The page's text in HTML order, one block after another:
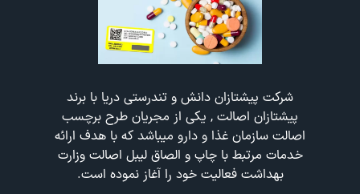
شرکت پیشتازان دانش و تندرستی دریا با برند
پیشتازان اصالت , یکی از مجریان طرح برچسب
اصالت سازمان غذا و دارو میباشد که با هدف ارائه
خدمات مرتبط با چاپ و الصاق لیبل اصالت وزارت
بهداشت فعالیت خود را آغاز نموده است.